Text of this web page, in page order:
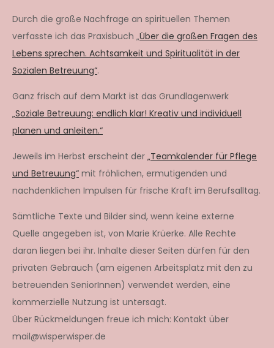
Durch die große Nachfrage an spirituellen Themen
verfasste ich das Praxisbuch „Über die großen Fragen des
Lebens sprechen. Achtsamkeit und Spiritualität in der
Sozialen Betreuung“.
Ganz frisch auf dem Markt ist das Grundlagenwerk
„Soziale Betreuung: endlich klar! Kreativ und individuell
planen und anleiten.“
Jeweils im Herbst erscheint der „Teamkalender für Pflege
und Betreuung“ mit fröhlichen, ermutigenden und
nachdenklichen Impulsen für frische Kraft im Berufsalltag.
Sämtliche Texte und Bilder sind, wenn keine externe
Quelle angegeben ist, von Marie Krüerke. Alle Rechte
daran liegen bei ihr. Inhalte dieser Seiten dürfen für den
privaten Gebrauch (am eigenen Arbeitsplatz mit den zu
betreuenden SeniorInnen) verwendet werden, eine
kommerzielle Nutzung ist untersagt.
Über Rückmeldungen freue ich mich: Kontakt über
mail@wisperwisper.de